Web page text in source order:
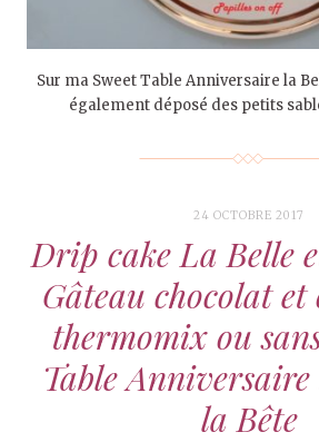
Sur ma Sweet Table Anniversaire la
également déposé des petits
24 OCTOBRE 2017
Drip cake La Belle
Gâteau chocolat et
thermomix ou
Table
la Bête